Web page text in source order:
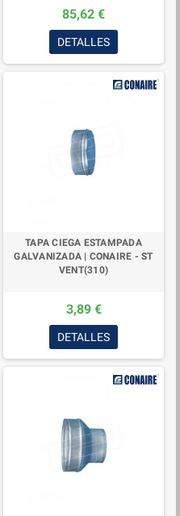
85,62 €
DETALLES
TAPA CIEGA ESTAMPADA
GALVANIZADA | CONAIRE - ST
VENT(310)
3,89 €
DETALLES